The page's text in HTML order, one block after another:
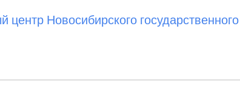
Новосибирского